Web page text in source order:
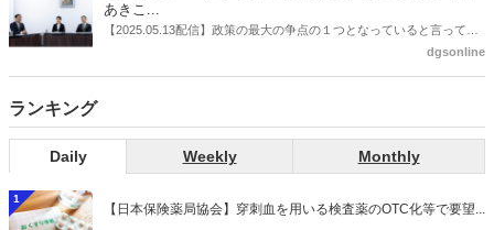
あきこ...
【2025.05.13配信】政策の最大の争点の１つとなっていると言っても
よいのが社会保障のこれからのあり方だ。特に与党では、政府関係者
dgsonline
ランキング
Daily Weekly Monthly
1
【日本保険薬局協会】穿刺血を用いる検査薬のOTC化等で要望...